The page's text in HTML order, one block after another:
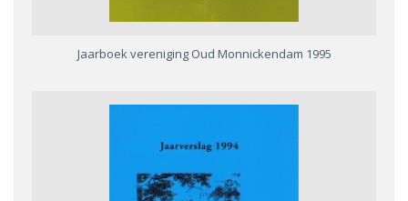
Jaarboek vereniging Oud Monnickendam 1995